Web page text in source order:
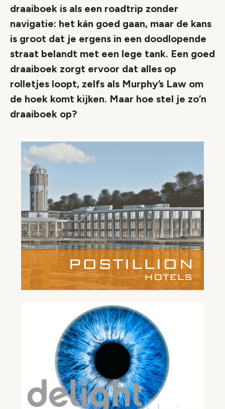
draaiboek is als een roadtrip zonder
navigatie: het kán goed gaan, maar de kans
is groot dat je ergens in een doodlopende
straat belandt met een lege tank. Een goed
draaiboek zorgt ervoor dat alles op
rolletjes loopt, zelfs als Murphy’s Law om
de hoek komt kijken. Maar hoe stel je zo’n
draaiboek op?